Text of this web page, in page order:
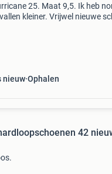
25. Maat 9,5. Ik heb
kleiner. Vrijwel nieuwe
nieuw Ophalen
42